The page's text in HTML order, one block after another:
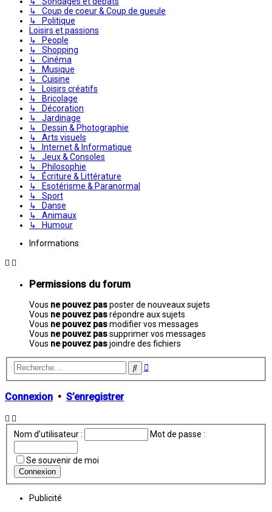
↳ Coup de coeur & Coup de gueule
↳ Politique
Loisirs et passions
↳ People
↳ Shopping
↳ Cinéma
↳ Musique
↳ Cuisine
↳ Loisirs créatifs
↳ Bricolage
↳ Décoration
↳ Jardinage
↳ Dessin & Photographie
↳ Arts visuels
↳ Internet & Informatique
↳ Jeux & Consoles
↳ Philosophie
↳ Écriture & Littérature
↳ Esotérisme & Paranormal
↳ Sport
↳ Danse
↳ Animaux
↳ Humour
Informations
Permissions du forum
Vous ne pouvez pasposter de nouveaux sujets
Vous ne pouvez pasrépondre aux sujets
Vous ne pouvez pasmodifier vos messages
Vous ne pouvez passupprimer vos messages
Vous ne pouvez pasjoindre des fichiers
Rechercher
Recherche
Connexion • S’enregistrer
Nom d’utilisateur : Mot de passe :
Se souvenir de moi
Publicité